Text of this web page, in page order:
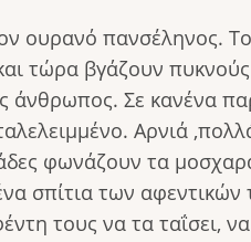
ουρανό πανσέληνος.
τώρα βγάζουν
άνθρωπος. Σε κανένα
Αρνιά
φωνάζουν τα
σπίτια των αφεντικών
τους να τα ταΐσει, να